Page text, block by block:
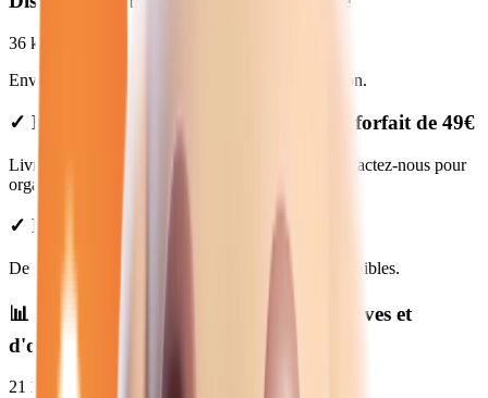
36 km
Environ
en voiture jusqu'à notre concession.
✓ Livraison à La Ferté-sous-Jouarre : forfait de 49€
Livraison disponible à La Ferté-sous-Jouarre. Contactez-nous pour
organiser votre livraison.
✓ Prix Transparents
De 11 280 €. Financement et LOA disponibles.
📊 Statistiques des renault manuelle
neuves et
d'occasion
21 137